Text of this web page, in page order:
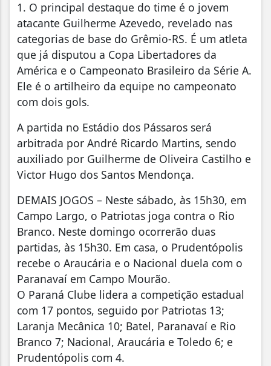
1. O principal destaque do time é o jovem
atacante Guilherme Azevedo, revelado nas
categorias de base do Grêmio-RS. É um atleta
que já disputou a Copa Libertadores da
América e o Campeonato Brasileiro da Série A.
Ele é o artilheiro da equipe no campeonato
com dois gols.
A partida no Estádio dos Pássaros será
arbitrada por André Ricardo Martins, sendo
auxiliado por Guilherme de Oliveira Castilho e
Victor Hugo dos Santos Mendonça.
DEMAIS JOGOS – Neste sábado, às 15h30, em
Campo Largo, o Patriotas joga contra o Rio
Branco. Neste domingo ocorrerão duas
partidas, às 15h30. Em casa, o Prudentópolis
recebe o Araucária e o Nacional duela com o
Paranavaí em Campo Mourão.
O Paraná Clube lidera a competição estadual
com 17 pontos, seguido por Patriotas 13;
Laranja Mecânica 10; Batel, Paranavaí e Rio
Branco 7; Nacional, Araucária e Toledo 6; e
Prudentópolis com 4.